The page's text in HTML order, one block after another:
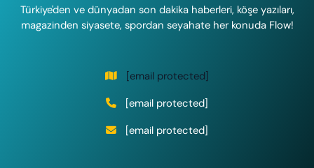
Türkiye'den ve dünyadan son dakika haberleri, köşe yazıları,
magazinden siyasete, spordan seyahate her konuda Flow!
[email protected]
[email protected]
[email protected]